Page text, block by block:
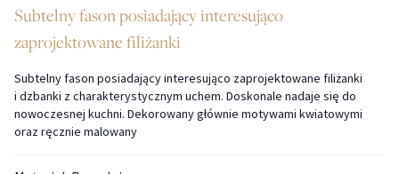
Subtelny fason posiadający interesująco
zaprojektowane filiżanki
Subtelny fason posiadający interesująco zaprojektowane filiżanki
i dzbanki z charakterystycznym uchem. Doskonale nadaje się do
nowoczesnej kuchni. Dekorowany głównie motywami kwiatowymi
oraz ręcznie malowany